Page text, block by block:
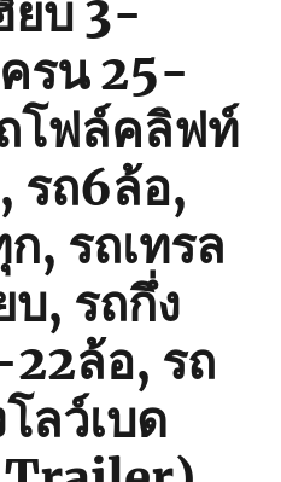
ยบ 3-
รน 25-
โฟล์คลิฟท์
รถ6ล้อ,
, รถเทรล
บ, รถกึ่ง
ล้อ, รถ
ลว์เบด